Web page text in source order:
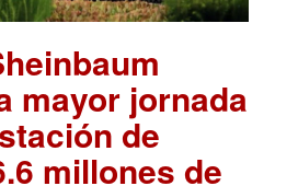
mayor jornada
de
millones de